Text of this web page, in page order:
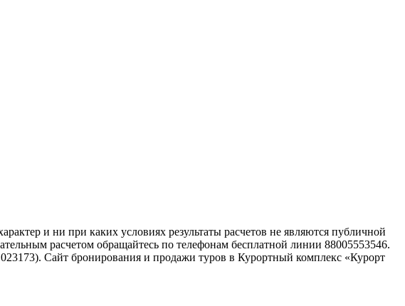
и ни при каких условиях результаты расчетов не являются публичной
расчетом обращайтесь по телефонам бесплатной линии 88005553546.
Сайт бронирования и продажи туров в Курортный комплекс «Курорт